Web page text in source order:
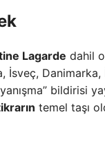
Lagarde dahil
İsveç,
bildirisi
temel taşı